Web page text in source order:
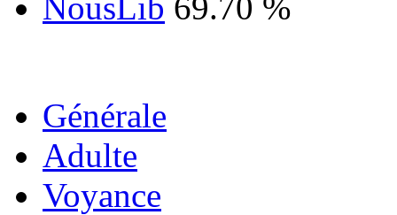
Générale
Adulte
Voyance